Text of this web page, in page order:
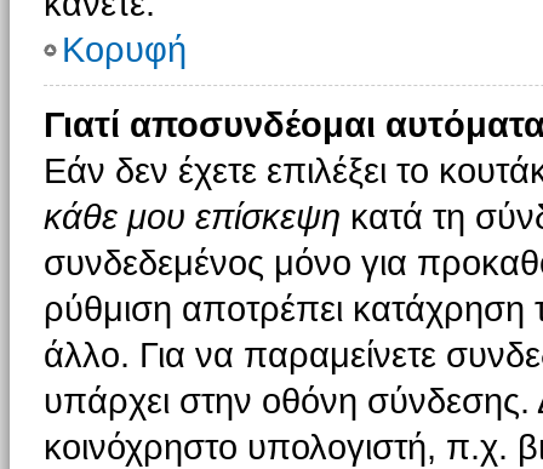
Κορυφή
Γιατί αποσυνδέομαι
Εάν δεν έχετε επιλέξει το
κάθε μου επίσκεψη κατά τη
συνδεδεμένος μόνο για
ρύθμιση αποτρέπει
άλλο. Για να παραμείνετε
υπάρχει στην οθόνη σύνδεσης.
κοινόχρηστο υπολογιστή, π.χ.